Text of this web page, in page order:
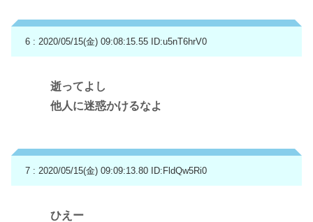
6 : 2020/05/15(金) 09:08:15.55 ID:u5nT6hrV0
逝ってよし
他人に迷惑かけるなよ
7 : 2020/05/15(金) 09:09:13.80 ID:FldQw5Ri0
ひえー